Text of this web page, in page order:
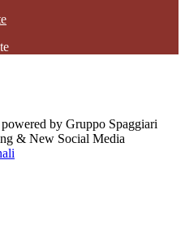
by Gruppo Spaggiari
& New Social Media